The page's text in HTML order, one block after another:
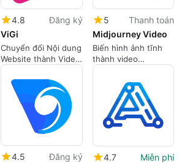
4.8
Đăng ký
ViGi
Chuyển đổi Nội dung
Website thành Video
AI
5
Thanh toán
Midjourney Video
Biến hình ảnh tĩnh
thành video
Midjourney
4.5
Đăng ký
4.7
Miễn phí